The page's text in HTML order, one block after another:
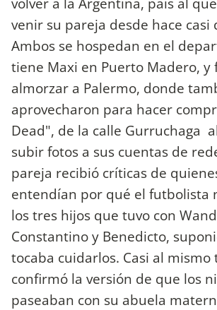
venir su pareja desde hace casi
Ambos se hospedan en el
tiene Maxi en Puerto Madero, y
almorzar a Palermo, donde
aprovecharon para hacer
Dead", de la calle Gurruchaga
subir fotos a sus cuentas de
pareja recibió críticas de
entendían por qué el futbolista
los tres hijos que tuvo con
Constantino y Benedicto,
tocaba cuidarlos. Casi al mismo
confirmó la versión de que los
paseaban con su abuela